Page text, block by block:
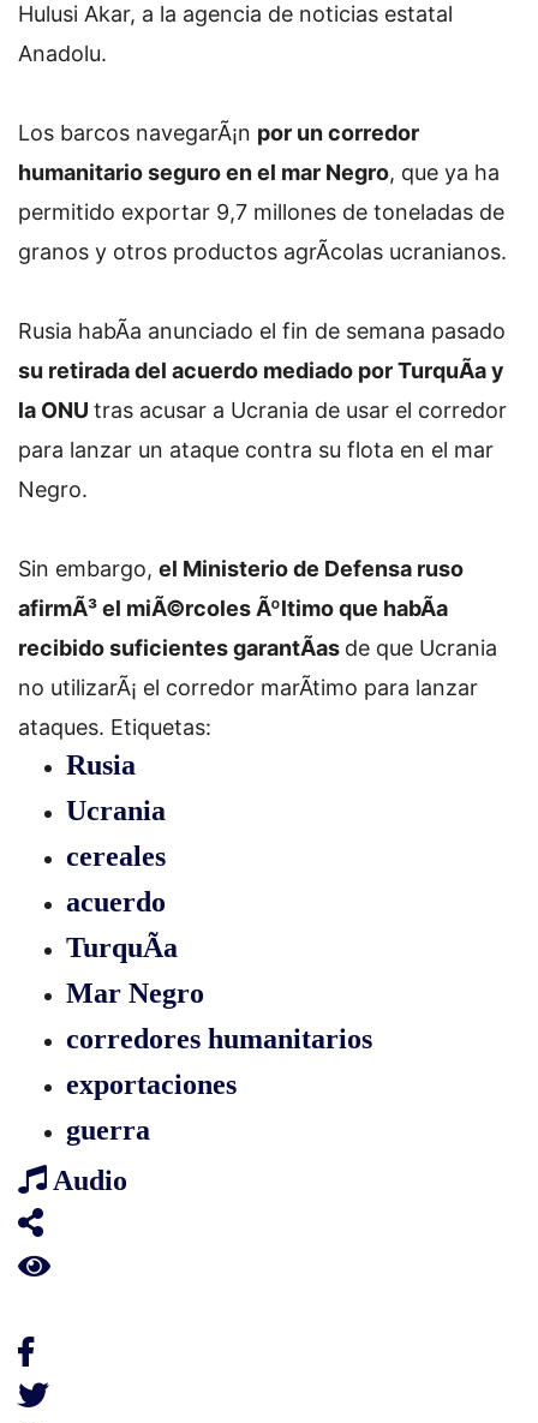
Hulusi Akar, a la agencia de noticias estatal
Anadolu.
Los barcos navegarÃ¡n por un corredor
humanitario seguro en el mar Negro, que ya ha
permitido exportar 9,7 millones de toneladas de
granos y otros productos agrÃ­colas ucranianos.
Rusia habÃ­a anunciado el fin de semana pasado
su retirada del acuerdo mediado por TurquÃ­a y
la ONU tras acusar a Ucrania de usar el corredor
para lanzar un ataque contra su flota en el mar
Negro.
Sin embargo, el Ministerio de Defensa ruso
afirmÃ³ el miÃ©rcoles Ãºltimo que habÃ­a
recibido suficientes garantÃ­as de que Ucrania
no utilizarÃ¡ el corredor marÃ­timo para lanzar
ataques. Etiquetas:
Rusia
Ucrania
cereales
acuerdo
TurquÃ­a
Mar Negro
corredores humanitarios
exportaciones
guerra
Audio